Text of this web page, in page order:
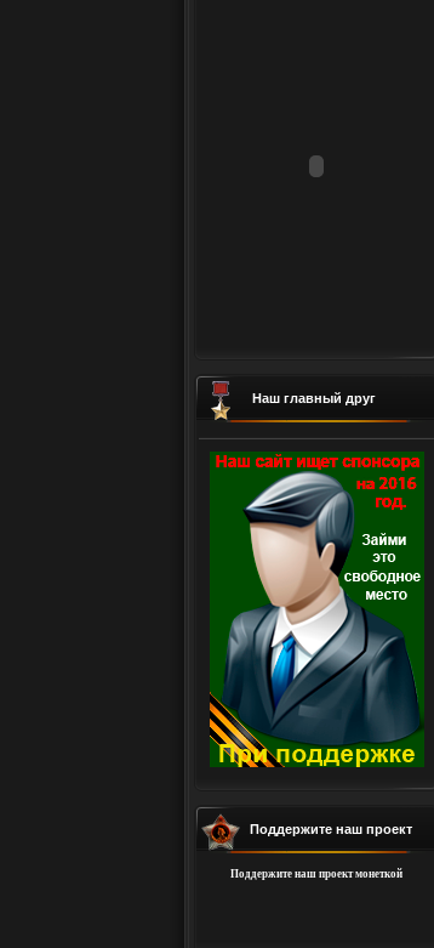
Наш главный друг
Поддержите наш проект
Поддержите наш проект монеткой